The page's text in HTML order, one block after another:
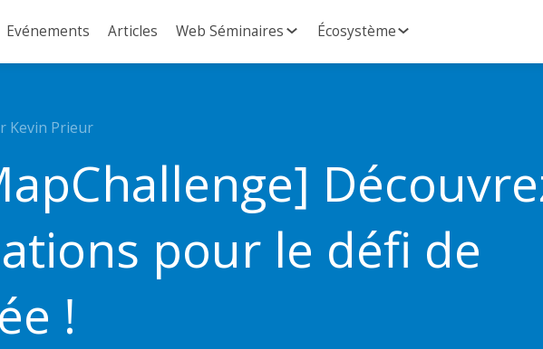
Evénements Articles Web Séminaires Écosystème
Kevin Prieur
pour le défi de
!